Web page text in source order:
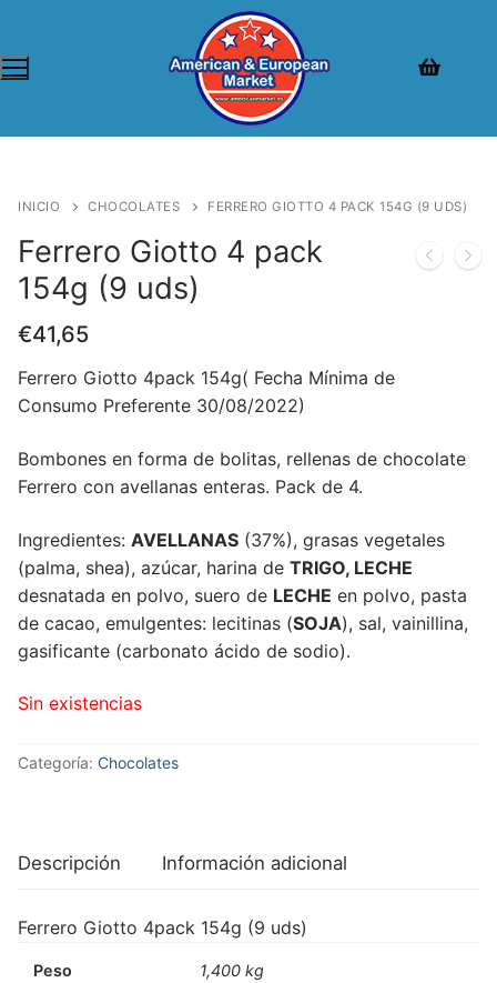
INICIO CHOCOLATES FERRERO GIOTTO 4 PACK 154G (9 UDS)
Ferrero Giotto 4 pack
154g (9 uds)
€41,65
Ferrero Giotto 4pack 154g( Fecha Mínima de
Consumo Preferente 30/08/2022)
Bombones en forma de bolitas, rellenas de chocolate
Ferrero con avellanas enteras. Pack de 4.
Ingredientes: AVELLANAS (37%), grasas vegetales
(palma, shea), azúcar, harina de TRIGO, LECHE
desnatada en polvo, suero de LECHE en polvo, pasta
de cacao, emulgentes: lecitinas (SOJA), sal, vainillina,
gasificante (carbonato ácido de sodio).
Sin existencias
Categoría: Chocolates
Descripción Información adicional
Ferrero Giotto 4pack 154g (9 uds)
Peso 1,400 kg